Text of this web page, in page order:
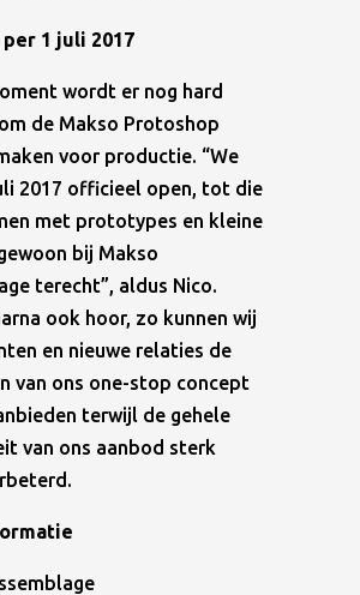
1 juli 2017
wordt er nog hard
de Makso Protoshop
voor productie. “We
2017 officieel open, tot die
met prototypes en kleine
bij Makso
terecht”, aldus Nico.
ook hoor, zo kunnen wij
en nieuwe relaties de
van ons one-stop concept
terwijl de gehele
van ons aanbod sterk